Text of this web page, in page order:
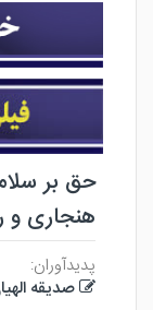
حق بر
هنجاری و
پدیدآوران:
صدیقه